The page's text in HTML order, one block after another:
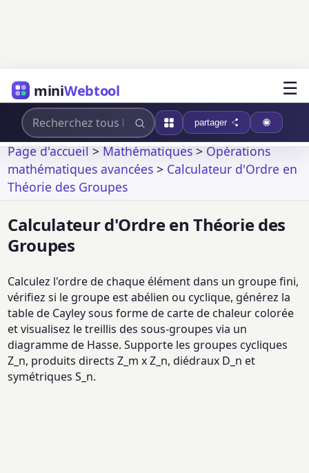
miniWebtool ☰
partager
Page d'accueil>Mathématiques>Opérations
mathématiques avancées > Calculateur d'Ordre en
Théorie des Groupes
Calculateur d'Ordre en Théorie des
Groupes
Calculez l'ordre de chaque élément dans un groupe fini,
vérifiez si le groupe est abélien ou cyclique, générez la
table de Cayley sous forme de carte de chaleur colorée
et visualisez le treillis des sous-groupes via un
diagramme de Hasse. Supporte les groupes cycliques
Z_n, produits directs Z_m x Z_n, diédraux D_n et
symétriques S_n.